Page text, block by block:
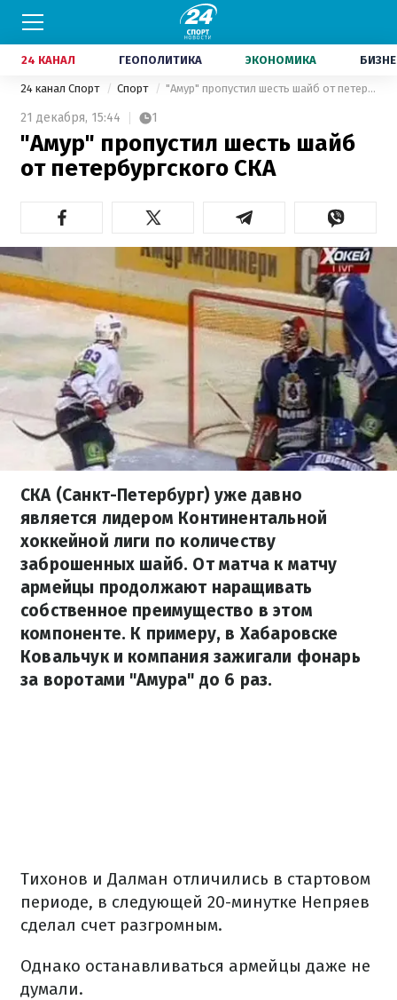
24 КАНАЛ ГЕОПОЛИТИКА ЭКОНОМИКА
24 канал Спорт Спорт "Амур" пропустил шесть шайб от петербургского СКА
21 декабря, 15:44 1
"Амур" пропустил шесть шайб
от петербургского СКА
СКА (Санкт-Петербург) уже давно
является лидером Континентальной
хоккейной лиги по количеству
заброшенных шайб. От матча к матчу
армейцы продолжают наращивать
собственное преимущество в этом
компоненте. К примеру, в Хабаровске
Ковальчук и компания зажигали фонарь
за воротами "Амура" до 6 раз.
Тихонов и Далман отличились в стартовом
периоде, в следующей 20-минутке Непряев
сделал счет разгромным.
Однако останавливаться армейцы даже не
думали.